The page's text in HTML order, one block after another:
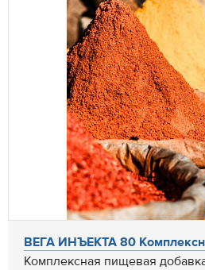
ВЕГА ИНЪЕКТА 80
Комплексная пищевая